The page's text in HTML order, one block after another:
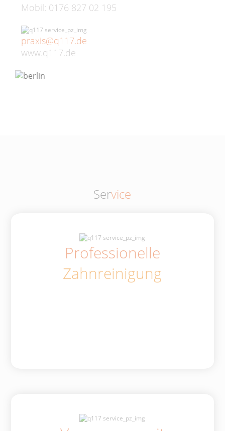
Mobil: 0176 827 02 195
praxis@q117.de
www.q117.de
Service
Professionelle
Zahnreinigung